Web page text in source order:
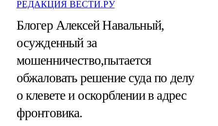
РЕДАКЦИЯ ВЕСТИ.РУ
Блогер Алексей Навальный,
осужденный за
мошенничество,пытается
обжаловать решение суда по делу
о клевете и оскорблении в адрес
фронтовика.